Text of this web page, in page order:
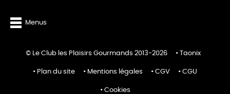
Menus
© Le Club les Plaisirs Gourmands 2013-2026 Taonix
Plan du site Mentions légales CGV CGU
Cookies